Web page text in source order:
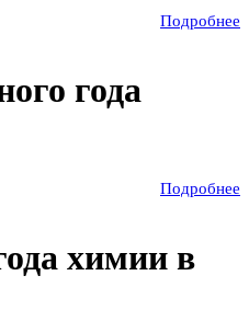
Подробнее
года
Подробнее
химии в